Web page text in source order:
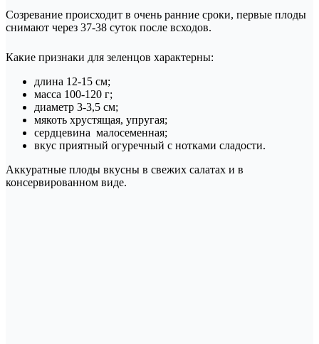
Созревание происходит в очень ранние сроки, первые плоды
снимают через 37-38 суток после всходов.
Какие признаки для зеленцов характерны:
длина 12-15 см;
масса 100-120 г;
диаметр 3-3,5 см;
мякоть хрустящая, упругая;
сердцевина малосеменная;
вкус приятный огуречный с нотками сладости.
Аккуратные плоды вкусны в свежих салатах и в
консервированном виде.